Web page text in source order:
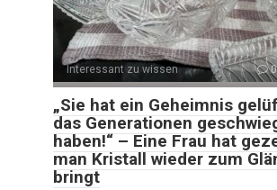
Interessant zu wissen 0
„Sie hat ein Geheimnis
das Generationen
haben!“ – Eine Frau hat
man Kristall wieder zum
bringt